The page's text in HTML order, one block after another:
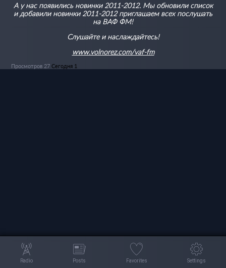
А у нас появились новинки 2011-2012. Мы обновили список
и добавили новинки 2011-2012 приглашаем всех послушать
на ВАФ ФМ!
Слушайте и наслаждайтесь!
www.volnorez.com/vaf-fm
Просмотров 27 Сегодня 1
Radio Posts Favorites Settings